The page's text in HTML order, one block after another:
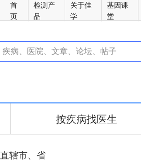
首
页
检测产
品
关于佳
学
基因课
堂
按疾病找医生
直辖市、省